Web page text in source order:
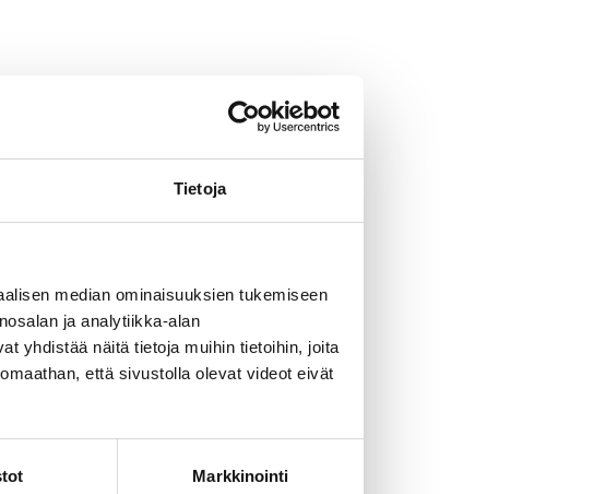
Tietoja
median ominaisuuksien tukemiseen
ja analytiikka-alan
yhdistää näitä tietoja muihin tietoihin, joita
että sivustolla olevat videot eivät
Markkinointi